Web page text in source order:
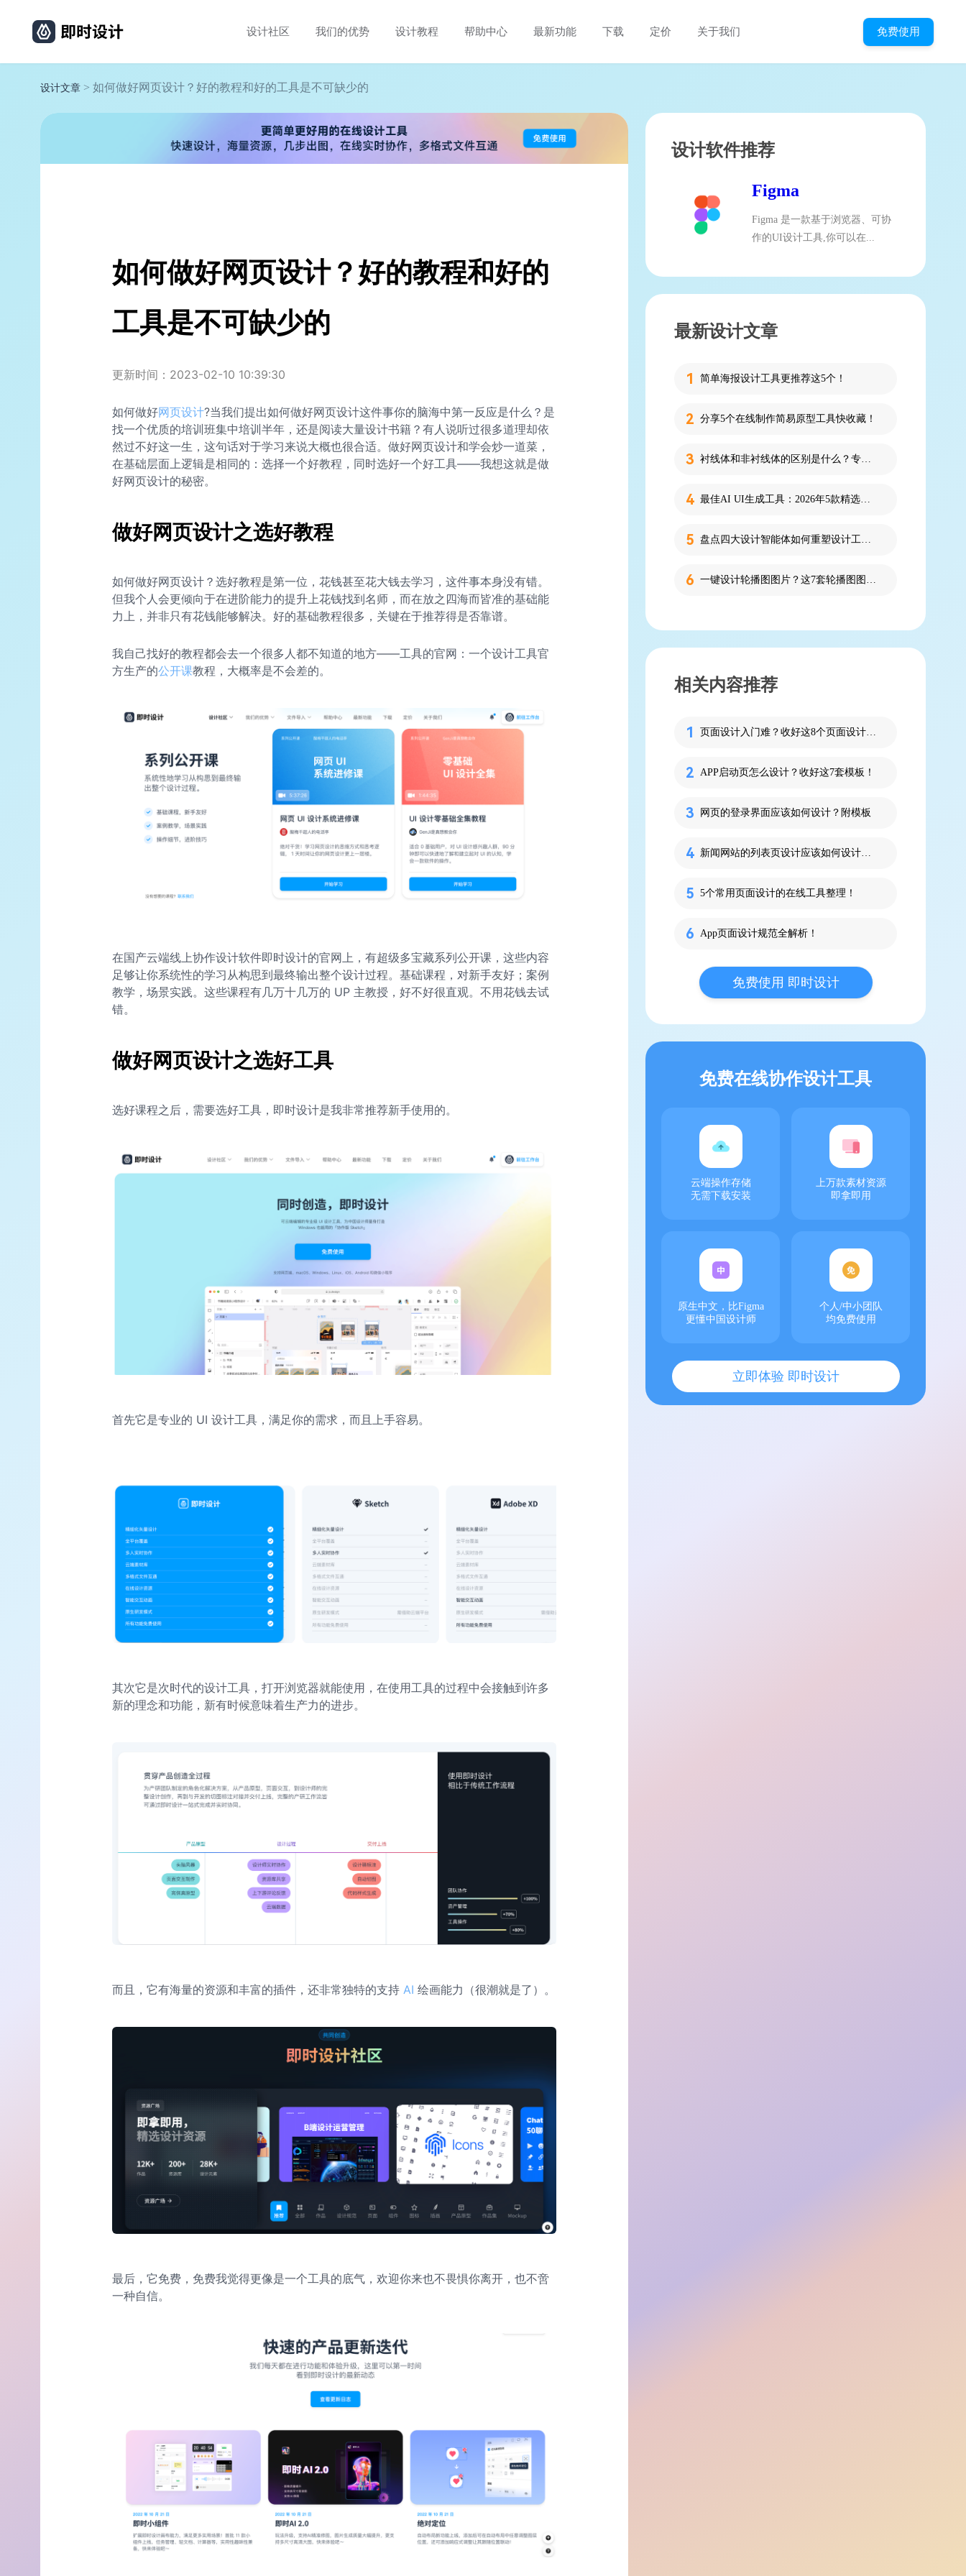
设计社区 我们的优势 设计教程 帮助中心 最新功能 下载 定价 关于我们 免费使用
设计文章 > 如何做好网页设计？好的教程和好的工具是不可缺少的
如何做好网页设计？好的教程和好的
工具是不可缺少的
更新时间：2023-02-10 10:39:30
如何做好网页设计?当我们提出如何做好网页设计这件事你的脑海中第一反应是什么？是
找一个优质的培训班集中培训半年，还是阅读大量设计书籍？有人说听过很多道理却依
然过不好这一生，这句话对于学习来说大概也很合适。做好网页设计和学会炒一道菜，
在基础层面上逻辑是相同的：选择一个好教程，同时选好一个好工具——我想这就是做
好网页设计的秘密。
做好网页设计之选好教程
如何做好网页设计？选好教程是第一位，花钱甚至花大钱去学习，这件事本身没有错。
但我个人会更倾向于在进阶能力的提升上花钱找到名师，而在放之四海而皆准的基础能
力上，并非只有花钱能够解决。好的基础教程很多，关键在于推荐得是否靠谱。
我自己找好的教程都会去一个很多人都不知道的地方——工具的官网：一个设计工具官
方生产的公开课教程，大概率是不会差的。
在国产云端线上协作设计软件即时设计的官网上，有超级多宝藏系列公开课，这些内容
足够让你系统性的学习从构思到最终输出整个设计过程。基础课程，对新手友好；案例
教学，场景实践。这些课程有几万十几万的 UP 主教授，好不好很直观。不用花钱去试
错。
做好网页设计之选好工具
选好课程之后，需要选好工具，即时设计是我非常推荐新手使用的。
首先它是专业的 UI 设计工具，满足你的需求，而且上手容易。
其次它是次时代的设计工具，打开浏览器就能使用，在使用工具的过程中会接触到许多
新的理念和功能，新有时候意味着生产力的进步。
而且，它有海量的资源和丰富的插件，还非常独特的支持 AI 绘画能力（很潮就是了）。
最后，它免费，免费我觉得更像是一个工具的底气，欢迎你来也不畏惧你离开，也不啻
一种自信。
设计软件推荐
Figma
Figma 是一款基于浏览器、可协
作的UI设计工具,你可以在...
最新设计文章
简单海报设计工具更推荐这5个！
分享5个在线制作简易原型工具快收藏！
衬线体和非衬线体的区别是什么？专为设计新人解答！
最佳AI UI生成工具：2026年5款精选，新手零代码快速制作界面
盘点四大设计智能体如何重塑设计工作流
一键设计轮播图图片？这7套轮播图图片资源快收藏！
相关内容推荐
页面设计入门难？收好这8个页面设计模板网站
APP启动页怎么设计？收好这7套模板！
网页的登录界面应该如何设计？附模板
新闻网站的列表页设计应该如何设计？这5个案例为你提供参考！
5个常用页面设计的在线工具​​​整理！
App页面设计规范全解析！
免费使用 即时设计
免费在线协作设计工具
云端操作存储
无需下载安装
上万款素材资源
即拿即用
原生中文，比Figma
更懂中国设计师
个人/中小团队
均免费使用
立即体验 即时设计